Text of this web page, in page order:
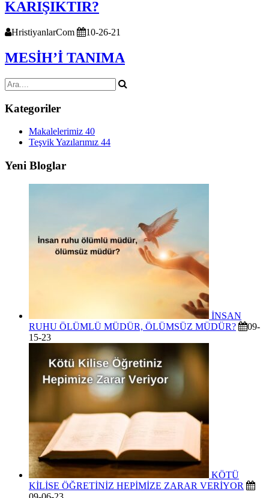
KARIŞIKTIR?
HristiyanlarCom 10-26-21
MESİH’İ TANIMA
Kategoriler
Makalelerimiz 40
Teşvik Yazılarımız 44
Yeni Bloglar
İNSAN
RUHU ÖLÜMLÜ MÜDÜR, ÖLÜMSÜZ MÜDÜR?
09-
15-23
KÖTÜ
KİLİSE ÖĞRETİNİZ HEPİMİZE ZARAR VERİYOR